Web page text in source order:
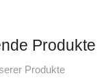
Produkte
Produkte